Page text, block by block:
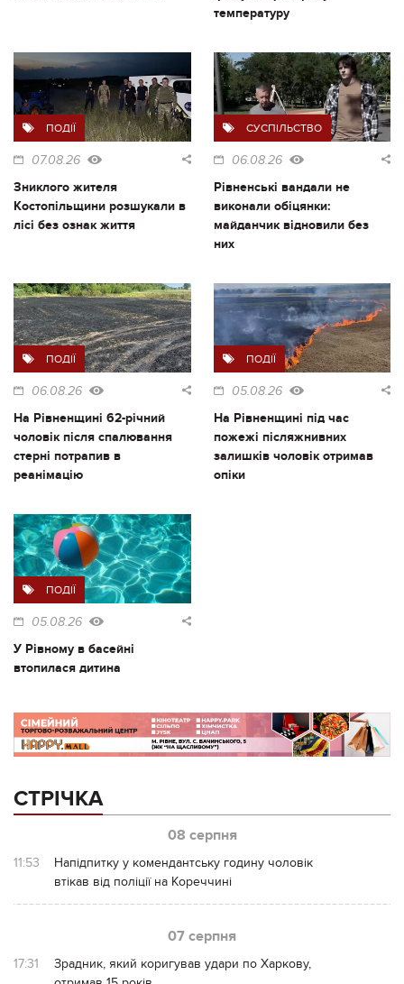
температуру
ПОДІЇ
07.08.26
Зниклого жителя
Костопільщини розшукали в
лісі без ознак життя
СУСПІЛЬСТВО
06.08.26
Рівненські вандали не
виконали обіцянки:
майданчик відновили без
них
ПОДІЇ
06.08.26
На Рівненщині 62-річний
чоловік після спалювання
стерні потрапив в
реанімацію
ПОДІЇ
05.08.26
На Рівненщині під час
пожежі післяжнивних
залишків чоловік отримав
опіки
ПОДІЇ
05.08.26
У Рівному в басейні
втопилася дитина
СТРІЧКА
08 серпня
11:53
Напідпитку у комендантську годину чоловік
втікав від поліції на Кореччині
07 серпня
17:31
Зрадник, який коригував удари по Харкову,